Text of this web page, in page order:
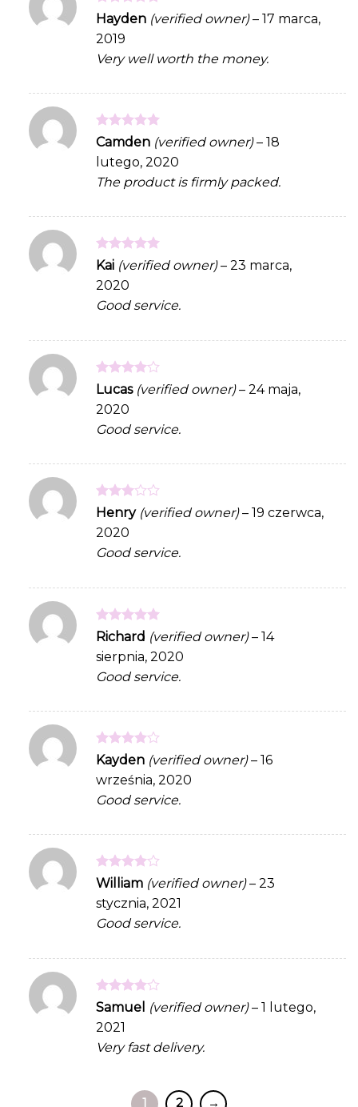
Rated5
out of 5
Hayden (verified owner) – 17 marca,
2019
Very well worth the money.
Rated5
Camden (verified owner) – 18
lutego, 2020
The product is firmly packed.
Rated5
out of 5
Kai (verified owner) – 23 marca,
2020
Good service.
Rated4
out of 5
Lucas (verified owner) – 24 maja,
2020
Good service.
Rated
of 5
Henry (verified owner) – 19 czerwca,
2020
Good service.
Rated5
Richard (verified owner) – 14
sierpnia, 2020
Good service.
Rated4
out of 5
Kayden (verified owner) – 16
września, 2020
Good service.
Rated4
William (verified owner) – 23
stycznia, 2021
Good service.
Rated4
Samuel (verified owner) – 1 lutego,
2021
Very fast delivery.
1 2 →